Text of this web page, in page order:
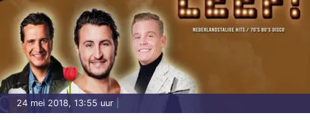
24 mei 2018, 13:55 uur